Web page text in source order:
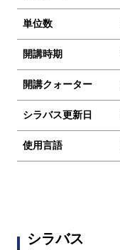
単位数
開講時期
開講クォーター
シラバス更新日
使用言語
シラバス